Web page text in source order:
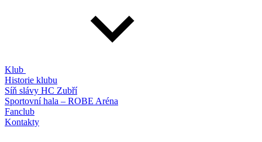
Klub
Historie klubu
Síň slávy HC Zubří
Sportovní hala – ROBE Aréna
Fanclub
Kontakty